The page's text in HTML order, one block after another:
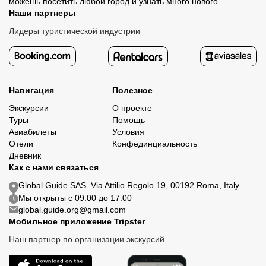
Наши партнеры
Лидеры туристической индустрии
Навигация
Экскурсии
Туры
Авиабилеты
Отели
Дневник
Полезное
О проекте
Помощь
Условия
Конфединциальность
Как с нами связаться
Global Guide SAS. Via Attilio Regolo 19, 00192 Roma, Italy
Мы открыты с 09:00 до 17:00
global.guide.org@gmail.com
Мобильное приложение Tripster
Наш партнер по организации экскурсий